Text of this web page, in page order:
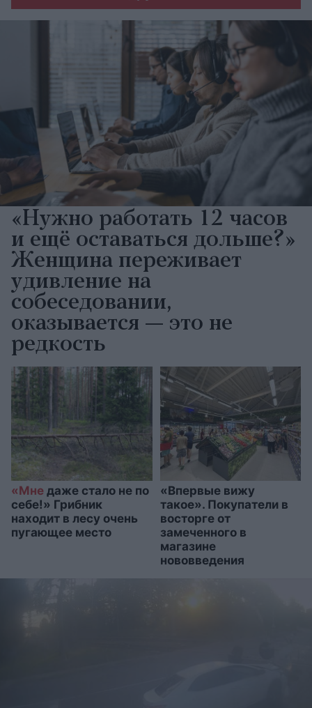
«Нужно работать 12 часов
и ещё оставаться дольше?»
Женщина переживает
удивление на
собеседовании,
оказывается — это не
редкость
«Мне даже стало не по
себе!» Грибник
находит в лесу очень
пугающее место
«Впервые вижу
такое». Покупатели в
восторге от
замеченного в
магазине
нововведения